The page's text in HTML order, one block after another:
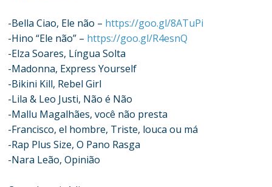
-Bella Ciao, Ele não – https://goo.gl/8ATuPi
-Hino “Ele não” – https://goo.gl/R4esnQ
-Elza Soares, Língua Solta
-Madonna, Express Yourself
-Bikini Kill, Rebel Girl
-Lila & Leo Justi, Não é Não
-Mallu Magalhães, você não presta
-Francisco, el hombre, Triste, louca ou má
-Rap Plus Size, O Pano Rasga
-Nara Leão, Opinião